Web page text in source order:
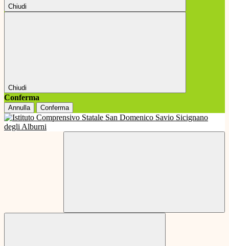
Chiudi
Chiudi
Conferma
Annulla Conferma